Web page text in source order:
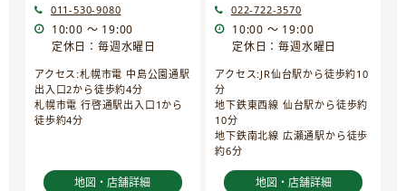
011-530-9080
10:00 ～ 19:00
定休日：毎週水曜日
アクセス:札幌市電 中島公園通駅
出入口2から徒歩約4分
札幌市電 行啓通駅出入口1から
徒歩約4分
地図・店舗詳細
022-722-3570
10:00 ～ 19:00
定休日：毎週水曜日
アクセス:JR仙台駅から徒歩約10
分
地下鉄東西線 仙台駅から徒歩約
10分
地下鉄南北線 広瀬通駅から徒歩
約6分
地図・店舗詳細